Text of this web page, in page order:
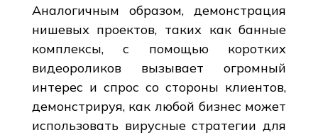
Аналогичным образом, демонстрация
нишевых проектов, таких как банные
комплексы, с помощью коротких
видеороликов вызывает огромный
интерес и спрос со стороны клиентов,
демонстрируя, как любой бизнес может
использовать вирусные стратегии для